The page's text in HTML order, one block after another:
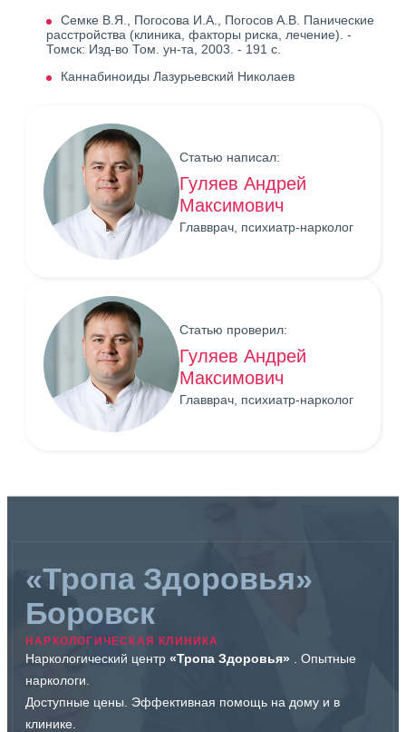
Семке В.Я., Погосова И.А., Погосов А.В. Панические
расстройства (клиника, факторы риска, лечение). -
Томск: Изд-во Том. ун-та, 2003. - 191 с.
Каннабиноиды Лазурьевский Николаев
Статью написал:
Гуляев Андрей
Максимович
Главврач, психиатр-нарколог
Статью проверил:
Гуляев Андрей
Максимович
Главврач, психиатр-нарколог
«Тропа Здоровья»
Боровск
НАРКОЛОГИЧЕСКАЯ КЛИНИКА
Наркологический центр «Тропа Здоровья»
. Опытные
наркологи.
Доступные цены. Эффективная помощь на дому и в
клинике.